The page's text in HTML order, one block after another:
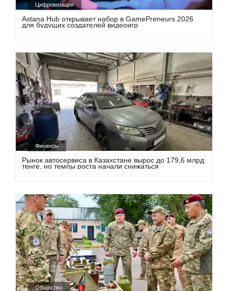
Цифровизация
Astana Hub открывает набор в GamePreneurs 2026
для будущих создателей видеоигр
Финансы
Рынок автосервиса в Казахстане вырос до 179,6 млрд
тенге, но темпы роста начали снижаться
Общество